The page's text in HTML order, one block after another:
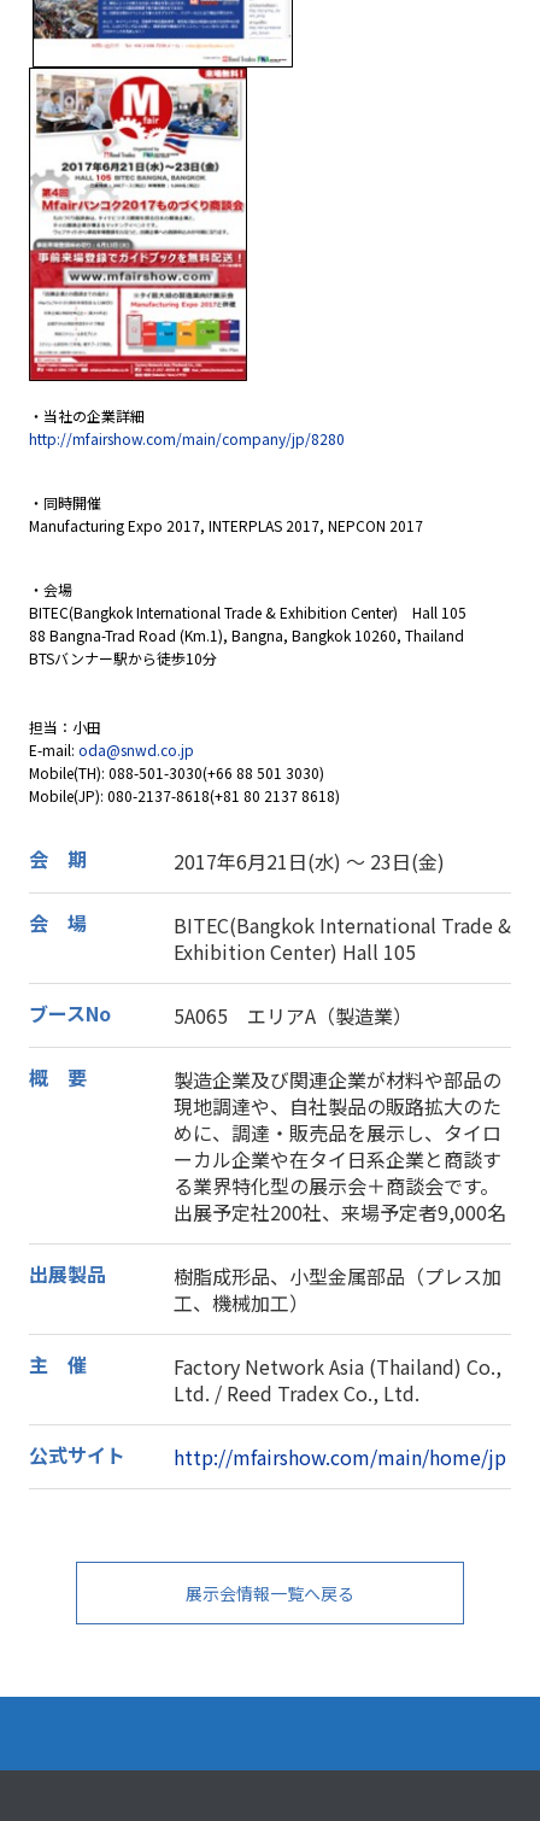
・当社の企業詳細
http://mfairshow.com/main/company/jp/8280
・同時開催
Manufacturing Expo 2017, INTERPLAS 2017, NEPCON 2017
・会場
BITEC(Bangkok International Trade & Exhibition Center) Hall 105
88 Bangna-Trad Road (Km.1), Bangna, Bangkok 10260, Thailand
BTSバンナー駅から徒歩10分
担当：小田
E-mail: oda@snwd.co.jp
Mobile(TH): 088-501-3030(+66 88 501 3030)
Mobile(JP): 080-2137-8618(+81 80 2137 8618)
会 期 2017年6月21日(水) ～ 23日(金)
会 場
BITEC(Bangkok International Trade &
Exhibition Center) Hall 105
ブースNo 5A065 エリアA（製造業）
概 要
製造企業及び関連企業が材料や部品の
現地調達や、自社製品の販路拡大のた
めに、調達・販売品を展示し、タイロ
ーカル企業や在タイ日系企業と商談す
る業界特化型の展示会＋商談会です。
出展予定社200社、来場予定者9,000名
出展製品
樹脂成形品、小型金属部品（プレス加
工、機械加工）
主 催
Factory Network Asia (Thailand) Co.,
Ltd. / Reed Tradex Co., Ltd.
公式サイト http://mfairshow.com/main/home/jp
展示会情報一覧へ戻る